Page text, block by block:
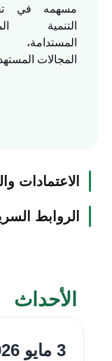
مسهمه في
التنمية
المجالات
الاعتمادات
الروابط
الأحداث
3 مايو 2026